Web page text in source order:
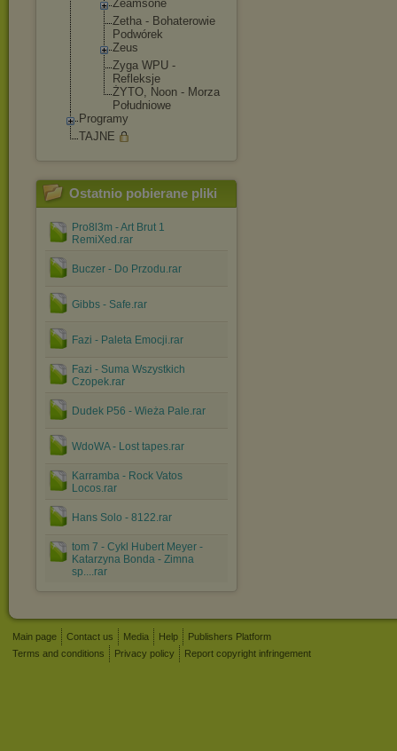
Zeamsone
Zetha - Bohaterowie
Podwórek
Zeus
Zyga WPU -
Refleksje
ŻYTO, Noon - Morza
Południowe
Programy
TAJNE
Ostatnio pobierane pliki
Pro8l3m - Art Brut 1
RemiXed.rar
Buczer - Do Przodu.rar
Gibbs - Safe.rar
Fazi - Paleta Emocji.rar
Fazi - Suma Wszystkich
Czopek.rar
Dudek P56 - Wieża Pale.rar
WdoWA - Lost tapes.rar
Karramba - Rock Vatos
Locos.rar
Hans Solo - 8122.rar
tom 7 - Cykl Hubert Meyer -
Katarzyna Bonda - Zimna
sp....rar
Main page Contact us Media Help
Publishers Platform
Terms and conditions
Privacy policy Report copyright infringement